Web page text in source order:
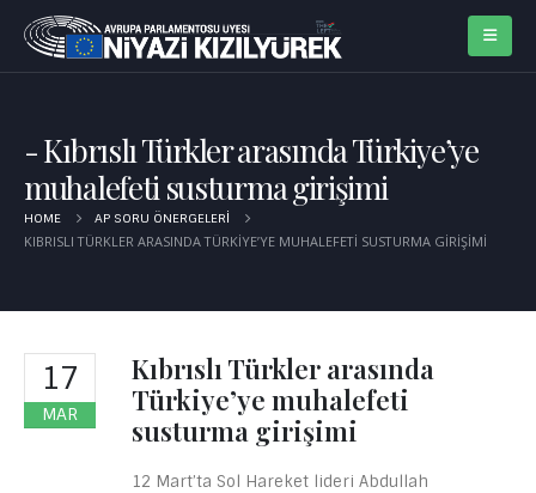
Kıbrıslı Türkler arasında Türkiye’ye
muhalefeti susturma girişimi
HOME AP SORU ÖNERGELERI
KIBRISLI TÜRKLER ARASINDA TÜRKIYE’YE MUHALEFETI SUSTURMA GIRIŞIMI
17
MAR
Kıbrıslı Türkler arasında
Türkiye’ye muhalefeti
susturma girişimi
12 Mart’ta Sol Hareket lideri Abdullah